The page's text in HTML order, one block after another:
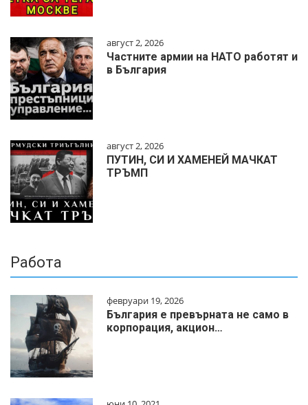
август 2, 2026
Частните армии на НАТО работят и
в България
август 2, 2026
ПУТИН, СИ И ХАМЕНЕЙ МАЧКАТ
ТРЪМП
Работа
февруари 19, 2026
България е превърната не само в
корпорация, акцион…